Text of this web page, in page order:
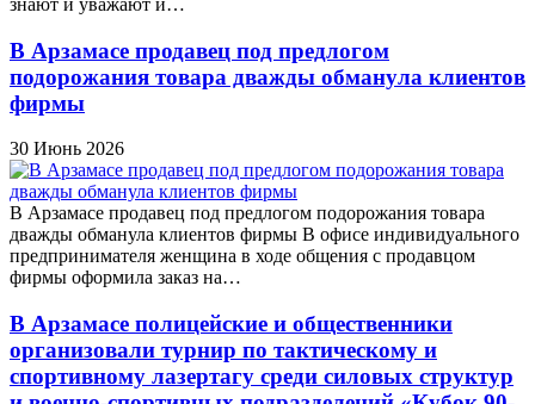
знают и уважают и…
В Арзамасе продавец под предлогом
подорожания товара дважды обманула клиентов
фирмы
30 Июнь 2026
В Арзамасе продавец под предлогом подорожания товара
дважды обманула клиентов фирмы В офисе индивидуального
предпринимателя женщина в ходе общения с продавцом
фирмы оформила заказ на…
В Арзамасе полицейские и общественники
организовали турнир по тактическому и
спортивному лазертагу среди силовых структур